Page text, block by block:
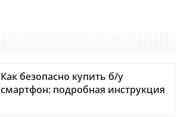
Как безопасно купить б/у
смартфон: подробная инструкция